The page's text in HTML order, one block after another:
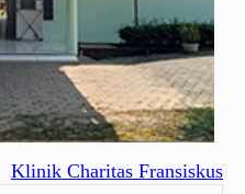
Klinik Charitas Fransiskus